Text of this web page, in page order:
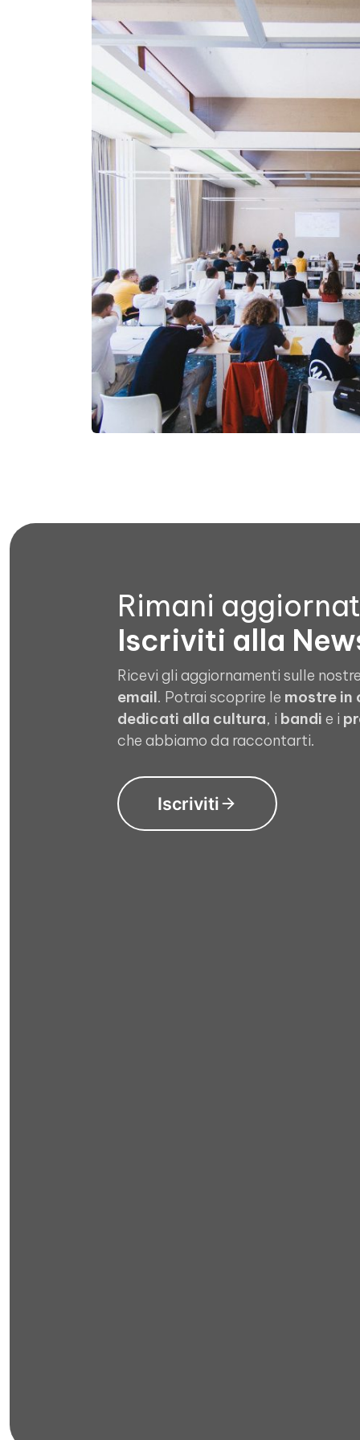
Rimani
Iscriviti alla
Ricevi gli aggiornamenti sulle
email. Potrai scoprire le mostre in
dedicati alla cultura, i bandi e i
che abbiamo da raccontarti.
Iscriviti